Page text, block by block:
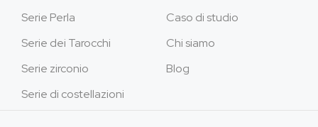
Serie Perla
Serie dei Tarocchi
Serie zirconio
Serie di costellazioni
Caso di studio
Chi siamo
Blog